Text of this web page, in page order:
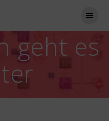
geht es